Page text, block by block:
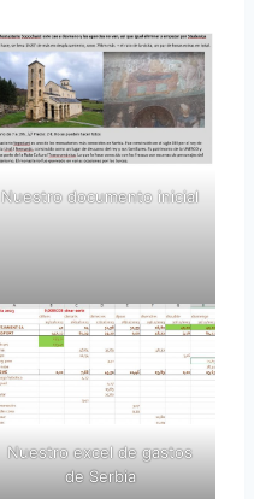
Nuestro documento inicial
Nuestro excel de gastos
de Serbia